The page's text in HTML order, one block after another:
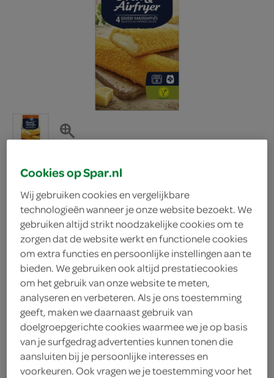
Mora oven snacks
goudse kaassoufle
Mora
5.
29
280 Gram
Cookies op Spar.nl
Wij gebruiken cookies en vergelijkbare
technologieën wanneer je onze website bezoekt. We
gebruiken altijd strikt noodzakelijke cookies om te
zorgen dat de website werkt en functionele cookies
om extra functies en persoonlijke instellingen aan te
bieden. We gebruiken ook altijd prestatiecookies
om het gebruik van onze website te meten,
analyseren en verbeteren. Als je ons toestemming
geeft, maken we daarnaast gebruik van
doelgroepgerichte cookies waarmee we je op basis
van je surfgedrag advertenties kunnen tonen die
aansluiten bij je persoonlijke interesses en
voorkeuren. Ook vragen we je toestemming voor het